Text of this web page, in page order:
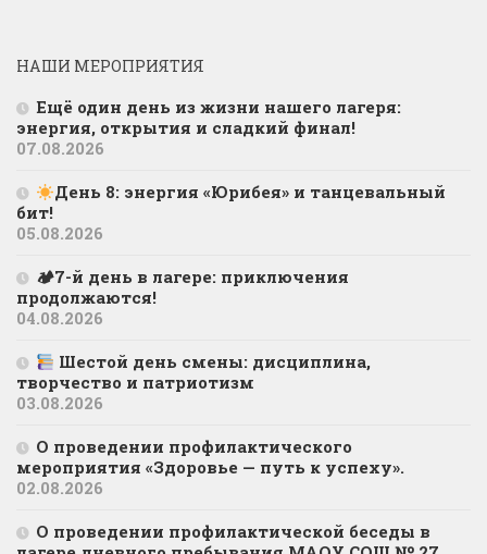
НАШИ МЕРОПРИЯТИЯ
Ещё один день из жизни нашего лагеря:
энергия, открытия и сладкий финал!
07.08.2026
День 8: энергия «Юрибея» и танцевальный
бит!
05.08.2026
🏕7-й день в лагере: приключения
продолжаются!
04.08.2026
Шестой день смены: дисциплина,
творчество и патриотизм
03.08.2026
О проведении профилактического
мероприятия «Здоровье — путь к успеху».
02.08.2026
О проведении профилактической беседы в